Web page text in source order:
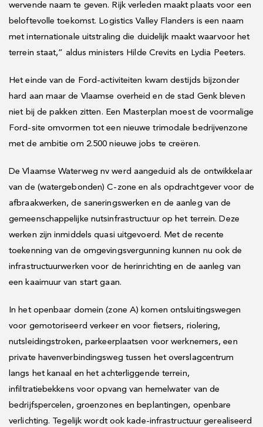
wervende naam te geven. Rijk verleden maakt plaats voor een
beloftevolle toekomst. Logistics Valley Flanders is een naam
met internationale uitstraling die duidelijk maakt waarvoor het
terrein staat,” aldus ministers Hilde Crevits en Lydia Peeters.
Het einde van de Ford-activiteiten kwam destijds bijzonder
hard aan maar de Vlaamse overheid en de stad Genk bleven
niet bij de pakken zitten. Een Masterplan moest de voormalige
Ford-site omvormen tot een nieuwe trimodale bedrijvenzone
met de ambitie om 2.500 nieuwe jobs te creëren.
De Vlaamse Waterweg nv werd aangeduid als de ontwikkelaar
van de (watergebonden) C-zone en als opdrachtgever voor de
afbraakwerken, de saneringswerken en de aanleg van de
gemeenschappelijke nutsinfrastructuur op het terrein. Deze
werken zijn inmiddels quasi uitgevoerd. Met de recente
toekenning van de omgevingsvergunning kunnen nu ook de
infrastructuurwerken voor de herinrichting en de aanleg van
een kaaimuur van start gaan.
In het openbaar domein (zone A) komen ontsluitingswegen
voor gemotoriseerd verkeer en voor fietsers, riolering,
nutsleidingstroken, parkeerplaatsen voor werknemers, een
private havenverbindingsweg tussen het overslagcentrum
langs het kanaal en het achterliggende terrein,
infiltratiebekkens voor opvang van hemelwater van de
bedrijfspercelen, groenzones en beplantingen, openbare
verlichting. Tegelijk wordt ook kade-infrastructuur gerealiseerd